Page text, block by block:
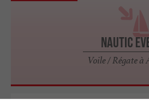
Nautic
Voile / Régate à